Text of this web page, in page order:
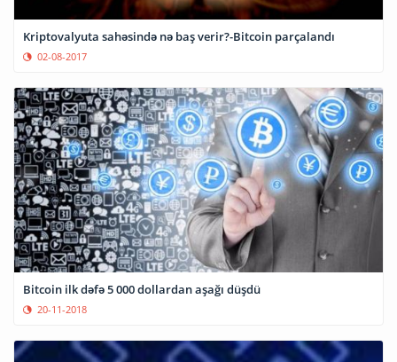
Kriptovalyuta sahəsində nə baş verir?-Bitcoin parçalandı
02-08-2017
Bitcoin ilk dəfə 5 000 dollardan aşağı düşdü
20-11-2018